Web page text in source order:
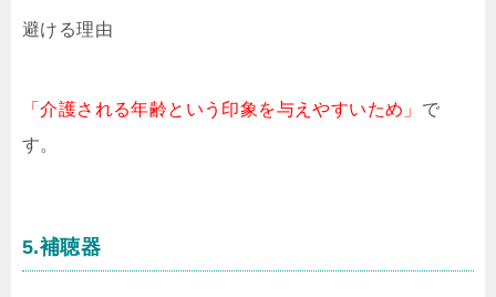
避ける理由
「介護される年齢という印象を与えやすいため」 で
す。
5.補聴器